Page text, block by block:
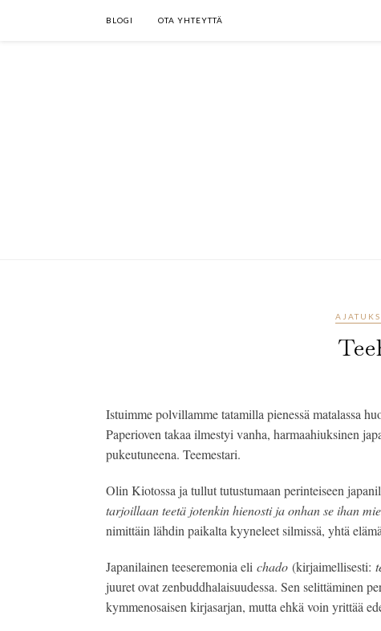
BLOGI OTA YHTEYTTÄ
Istuimme polvillamme tatamilla pienessä matalassa
Paperioven takaa ilmestyi vanha, harmaahiuksinen
pukeutuneena. Teemestari.
Olin Kiotossa ja tullut tutustumaan perinteiseen
tarjoillaan teetä jotenkin hienosti ja onhan se ihan
nimittäin lähdin paikalta kyyneleet silmissä, yhtä
Japanilainen teeseremonia eli chado (kirjaimellisesti:
juuret ovat zenbuddhalaisuudessa. Sen selittäminen
kymmenosaisen kirjasarjan, mutta ehkä voin yrittää